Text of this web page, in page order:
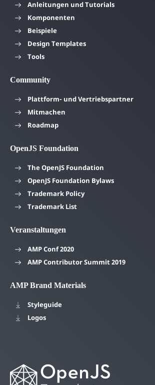
Anleitungen und Tutorials
Komponenten
Beispiele
Design Templates
Tools
Community
Plattform- und Vertriebspartner
Mitmachen
Roadmap
OpenJS Foundation
The OpenJS Foundation
OpenJS Foundation Bylaws
Trademark Policy
Trademark List
Veranstaltungen
AMP Conf 2020
AMP Contributor Summit 2019
AMP Brand Materials
Styleguide
Logos